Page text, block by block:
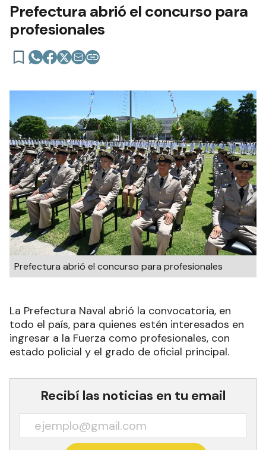
Prefectura abrió el concurso para
profesionales
Prefectura abrió el concurso para profesionales
La Prefectura Naval abrió la convocatoria, en
todo el país, para quienes estén interesados en
ingresar a la Fuerza como profesionales, con
estado policial y el grado de oficial principal.
Recibí las noticias en tu email